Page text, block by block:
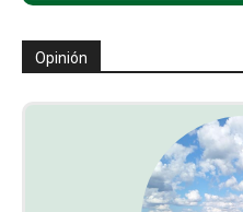
Opinión